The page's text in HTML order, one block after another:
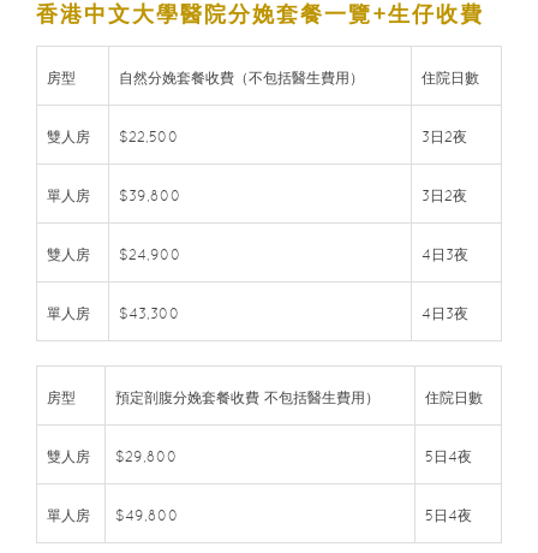
香港中文大學醫院分娩套餐一覽+生仔收費
房型 自然分娩套餐收費（不包括醫生費用） 住院日數
雙人房 $22,500 3日2夜
單人房 $39,800 3日2夜
雙人房 $24,900 4日3夜
單人房 $43,300 4日3夜
房型 預定剖腹分娩套餐收費 不包括醫生費用） 住院日數
雙人房 $29,800 5日4夜
單人房 $49,800 5日4夜